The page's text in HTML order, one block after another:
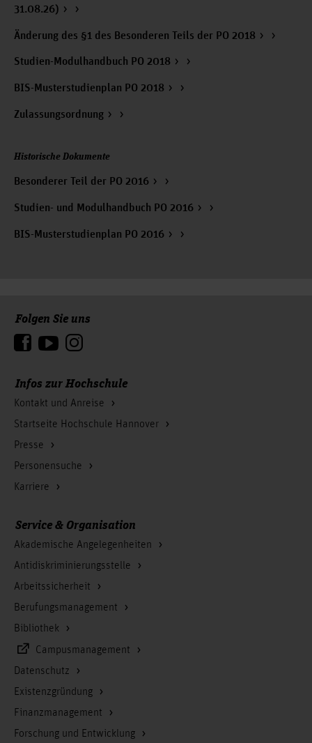
31.08.26)
Änderung des §1 des Besonderen Teils der PO 2018
Studien-Modulhandbuch PO 2018
BIS-Musterstudienplan PO 2018
Zulassungsordnung
Historische Dokumente
Besonderer Teil der PO 2016
Studien- und Modulhandbuch PO 2016
BIS-Musterstudienplan PO 2016
Infos zur Hochschule
Kontakt und Anreise
Startseite Hochschule Hannover
Presse
Personensuche
Karriere
Folgen Sie uns
Service & Organisation
Akademische Angelegenheiten
Antidiskriminierungsstelle
Arbeitssicherheit
Berufungsmanagement
Bibliothek
Campusmanagement
Datenschutz
Existenzgründung
Finanzmanagement
Forschung und Entwicklung